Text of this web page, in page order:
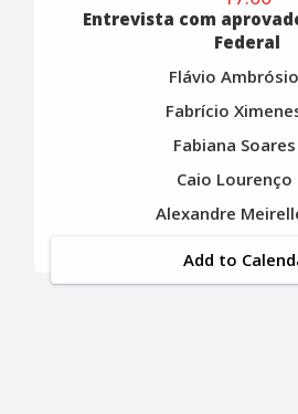
Entrevista com
Federal
Flávio Ambrósio
Fabrício
Fabiana Soares
Caio Lourenço
Alexandre
Add to